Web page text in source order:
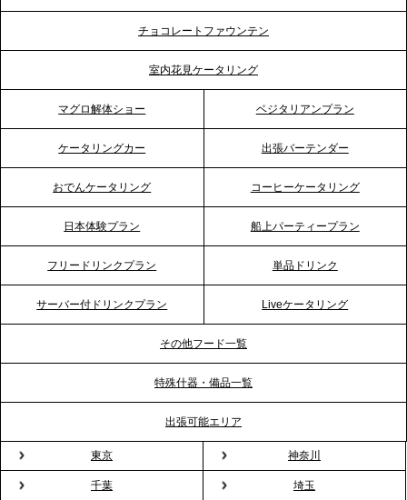
2026.5.12
プレスリリースのご案内｜ケータリングのセカンド
2026.4.21
プレスリリースのご案内｜「温かな食」が会話のス
イッチに。新入社員研修で《食体験としてのケータ
プレスリリースのご案内｜ケータリングのセカンド
テーブル、横浜事務所を新設。神奈川エリアのサー
ビス提供体制を強化し、質の高い「場づくり」をサ
TBS「Nスタ」で、2ndTable「1DISH」の花見オー
ドブルが紹介されました
2026.3.23
チョコレートファウンテン
室内花見ケータリング
マグロ解体ショー ベジタリアンプラン
ケータリングカー 出張バーテンダー
おでんケータリング コーヒーケータリング
日本体験プラン 船上パーティープラン
フリードリンクプラン 単品ドリンク
サーバー付ドリンクプラン Liveケータリング
その他フード一覧
特殊什器・備品一覧
出張可能エリア
東京 神奈川
千葉 埼玉